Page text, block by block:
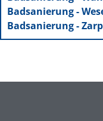
Badsanierung -